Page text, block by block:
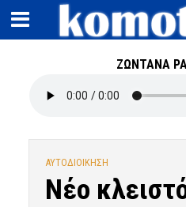
ΖΩΝΤΑΝΑ
ΑΥΤΟΔΙΟΙΚΗΣΗ
Νέο